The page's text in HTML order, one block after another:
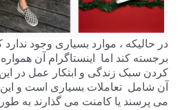
در حالیکه ، موارد بسیاری وجود ندارد
برجسته کند اما اینستاگرام آن
کردن سبک زندگی و ابتکار عمل در
آن شامل تعاملات بسیاری است و این
می پرسند یا کامنت می گذارند به